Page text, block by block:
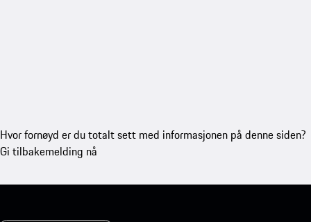
Hvor fornøyd er du totalt sett med informasjonen på denne siden?
Gi tilbakemelding nå